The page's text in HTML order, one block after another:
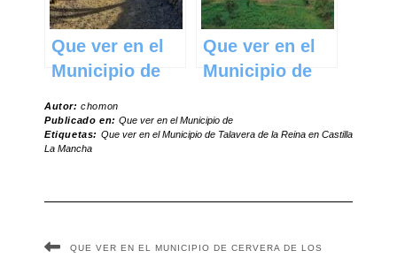
Que ver en el
Municipio de
Castilla La
Mancha
Que ver en el
Municipio de
Fresno en
Autor:chomon
Publicado en:Que ver en el Municipio de
Etiquetas: Que ver en el Municipio de Talavera de la Reina en Castilla
La Mancha
QUE VER EN EL MUNICIPIO DE CERVERA DE LOS